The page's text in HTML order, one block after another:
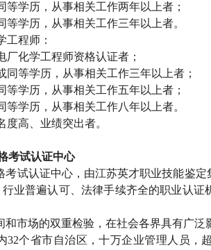
等学历，从事相关工作两年以上者；
等学历，从事相关工作三年以上者。
工程师：
厂化学工程师资格认证者；
同等学历，从事相关工作三年以上者；
等学历，从事相关工作五年以上者；
等学历，从事相关工作八年以上者。
度高、业绩突出者。
考试认证中心
考试认证中心，由江苏英才职业技能鉴定
业普遍认可、法律手续齐全的职业认证
和市场的双重检验，在社会各界具有广泛
32个省市自治区，十万企业管理人员，